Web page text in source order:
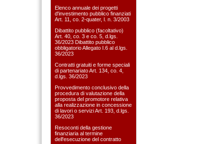
Elenco annuale dei progetti
d'investimento pubblico finanziati
Art. 11, co. 2-quater, l. n. 3/2003
Dibattito pubblico (facoltativo)
Art. 40, co. 3 e co. 5, d.lgs.
36/2023 Dibattito pubblico
obbligatorio Allegato I.6 al d.lgs.
36/2023
Contratti gratuiti e forme speciali
di partenariato Art. 134, co. 4,
d.lgs. 36/2023
Provvedimento conclusivo della
procedura di valutazione della
proposta del promotore relativa
alla realizzazione in concessione
di lavori o servizi Art. 193, d.lgs.
36/2023
Resoconti della gestione
finanziaria al termine
dell'esecuzione del contratto